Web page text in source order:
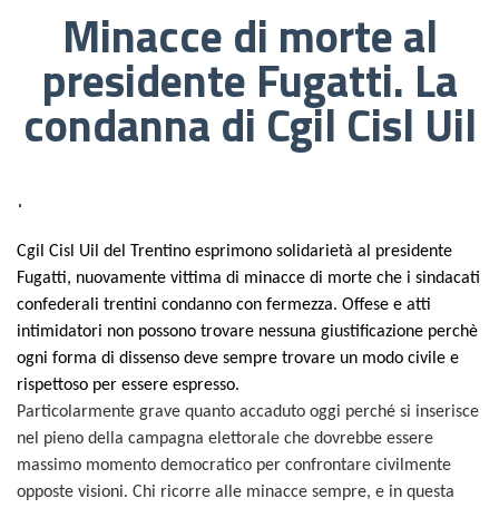
Minacce di morte al
presidente Fugatti. La
condanna di Cgil Cisl Uil
.
Cgil Cisl Uil del Trentino esprimono solidarietà al presidente
Fugatti, nuovamente vittima di minacce di morte che i sindacati
confederali trentini condanno con fermezza. Offese e atti
intimidatori non possono trovare nessuna giustificazione perchè
ogni forma di dissenso deve sempre trovare un modo civile e
rispettoso per essere espresso.
Particolarmente grave quanto accaduto oggi perché si inserisce
nel pieno della campagna elettorale che dovrebbe essere
massimo momento democratico per confrontare civilmente
opposte visioni. Chi ricorre alle minacce sempre, e in questa